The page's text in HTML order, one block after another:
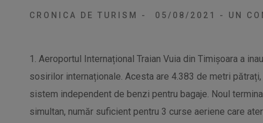
CRONICA DE TURISM - 05/08/2021 - UN
1. Aeroportul Internațional Traian Vuia din Timișoara a
sosirilor internaționale. Acesta are 4.383 de metri
sistem independent de benzi pentru bagaje. Noul
simultan, număr suficient pentru 3 curse aeriene care